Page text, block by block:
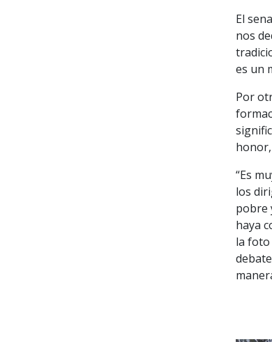
El
nos
es un
Por
“Es
los
pobre
haya
la foto